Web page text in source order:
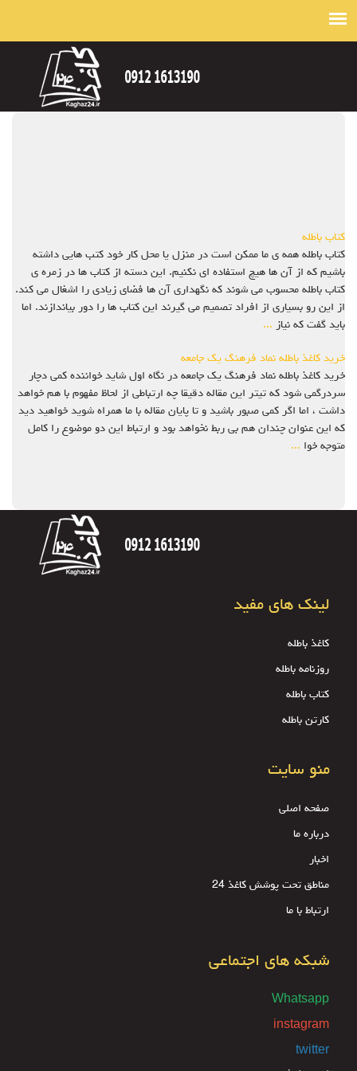
کتاب باطله
کتاب باطله همه ی ما ممکن است در منزل یا محل کار خود کتب هایی داشته
باشیم که از آن ها هیچ استفاده ای نکنیم. این دسته از کتاب ها در زمره ی
کتاب باطله محسوب می شوند که نگهداری آن ها فضای زیادی را اشغال می کند.
از این رو بسیاری از افراد تصمیم می گیرند این کتاب ها را دور بیاندازند. اما
باید گفت که نیاز ...
خرید کاغذ باطله نماد فرهنگ یک جامعه
خرید کاغذ باطله نماد فرهنگ یک جامعه در نگاه اول شاید خواننده کمی دچار
سردرگمی شود که تیتر این مقاله دقیقا چه ارتباطی از لحاظ مفهوم با هم خواهد
داشت ، اما اگر کمی صبور باشید و تا پایان مقاله با ما همراه شوید خواهید دید
که این عنوان چندان هم بی ربط نخواهد بود و ارتباط این دو موضوع را کامل
متوجه خوا ...
لینک های مفید
کاغذ باطله
روزنامه باطله
کتاب باطله
کارتن باطله
منو سایت
صفحه اصلی
درباره ما
اخبار
مناطق تحت پوشش کاغذ 24
ارتباط با ما
شبکه های اجتماعی
Whatsapp
instagram
twitter